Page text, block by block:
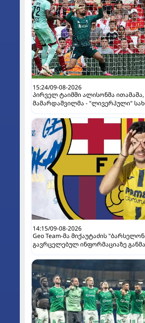
15:24/09-08-2026
პირველ ტაიმში ალისონმა
მამარდაშვილმა - "ლივერპული"
14:15/09-08-2026
Geo Team-მა მიქაუტაძის
გავრცელებულ ინფორმაციაზე